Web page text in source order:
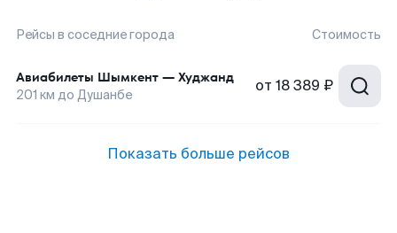
Рейсы в соседние города Стоимость
Авиабилеты Шымкент — Худжанд
201 км до Душанбе от 18 389 ₽
Показать больше рейсов